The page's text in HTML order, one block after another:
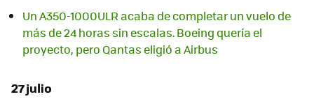
Un A350-1000ULR acaba de completar un vuelo de
más de 24 horas sin escalas. Boeing quería el
proyecto, pero Qantas eligió a Airbus
27 julio